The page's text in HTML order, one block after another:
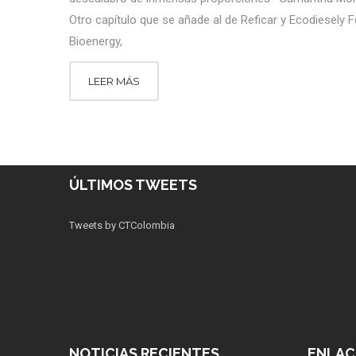
Otro capítulo que se añade al de Reficar y Ecodiesely
Bioenergy,
LEER MÁS
ÚLTIMOS TWEETS
Tweets by CTColombia